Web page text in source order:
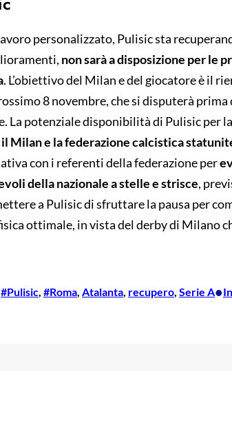
personalizzato, Pulisic sta
non sarà a disposizione per le
. L’obiettivo del Milan e del giocatore è il
8 novembre, che si disputerà prima
La potenziale disponibilità di Pulisic per
Milan e la federazione calcistica
con i referenti della federazione per
della nazionale a stelle e strisce,
a Pulisic di sfruttare la pausa per
ottimale, in vista del derby di Milano
#Pulisic, #Roma, Atalanta, recupero, Serie A•